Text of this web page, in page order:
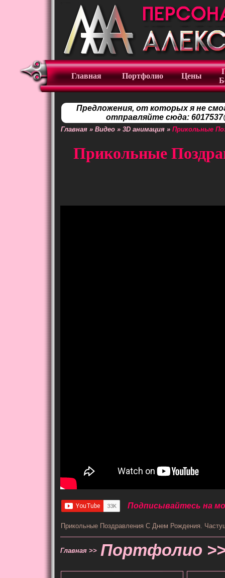
Главная Портфолио Цены
Предложения, от которых я не
отправляйте сюда:
Главная » Видео » 3D анимация » Прикольные
Прикольные
Подписывайтесь на
Прикольные Поздравления С Днем Рождения.
Главная >> Портфолио